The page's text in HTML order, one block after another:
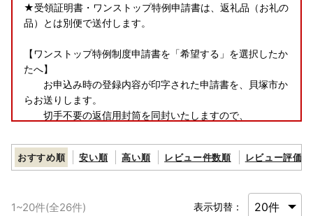
★受領証明書・ワンストップ特例申請書は、返礼品（お礼の
品）とは別便で送付します。
【ワンストップ特例制度申請書を「希望する」を選択したか
たへ】
お申込み時の登録内容が印字された申請書を、貝塚市か
らお送りします。
切手不要の返信用封筒を同封いたしますので、
と一緒にご返送ください。
※詳細は、一緒にお送りする「ワンストップ特例申請書の
【返礼品および寄附受領証明書の送付について】
おすすめ順 安い順 高い順 レビュー件数順 レビュー評価順
1~20件(全26件) 表示切替：